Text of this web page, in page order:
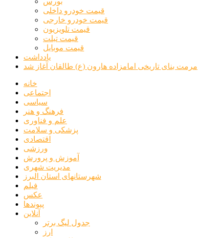
قیمت خودرو داخلی
قیمت خودرو خارجی
قیمت تلویزیون
قیمت تبلت
قیمت موبایل
یادداشت
مرمت بنای تاریخی امامزاده هارون (ع) طالقان آغاز شد
خانه
اجتماعی
سیاسی
فرهنگ و هنر
علم و فناوری
پزشکی و سلامت
اقتصادی
ورزشی
آموزش و پرورش
مدیریت شهری
شهرستانهای استان البرز
فیلم
عکس
پیوندها
آنلاین
جدول لیگ برتر
ارز